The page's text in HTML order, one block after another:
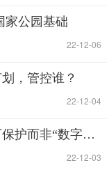
家公园基础
| 22-12-06
，管控谁？
| 22-12-04
濒危物种的前途系于当下保护而非“数字诺亚方舟”将来复活
| 22-12-03